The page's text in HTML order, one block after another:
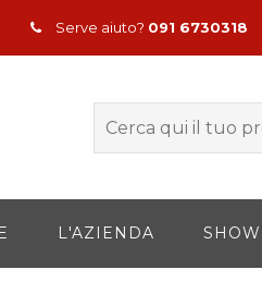
Serve aiuto? 091 6730318
L'AZIENDA